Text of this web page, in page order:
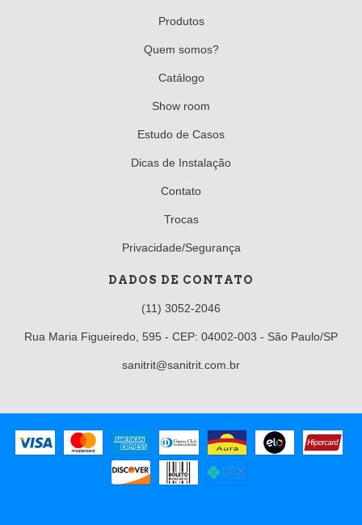
Produtos
Quem somos?
Catálogo
Show room
Estudo de Casos
Dicas de Instalação
Contato
Trocas
Privacidade/Segurança
DADOS DE CONTATO
(11) 3052-2046
Rua Maria Figueiredo, 595 - CEP: 04002-003 - São Paulo/SP
sanitrit@sanitrit.com.br